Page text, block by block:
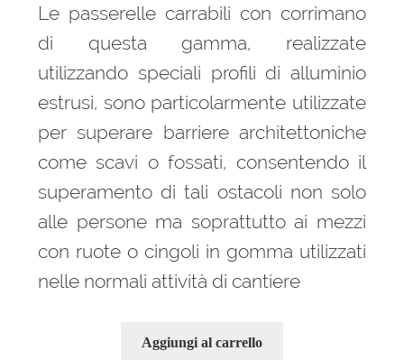
Le passerelle carrabili con corrimano
di questa gamma, realizzate
utilizzando speciali profili di alluminio
estrusi, sono particolarmente utilizzate
per superare barriere architettoniche
come scavi o fossati, consentendo il
superamento di tali ostacoli non solo
alle persone ma soprattutto ai mezzi
con ruote o cingoli in gomma utilizzati
nelle normali attività di cantiere
Aggiungi al carrello